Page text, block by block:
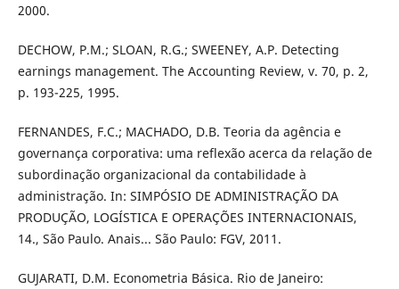
2000.
DECHOW, P.M.; SLOAN, R.G.; SWEENEY, A.P. Detecting
earnings management. The Accounting Review, v. 70, p. 2,
p. 193-225, 1995.
FERNANDES, F.C.; MACHADO, D.B. Teoria da agência e
governança corporativa: uma reflexão acerca da relação de
subordinação organizacional da contabilidade à
administração. In: SIMPÓSIO DE ADMINISTRAÇÃO DA
PRODUÇÃO, LOGÍSTICA E OPERAÇÕES INTERNACIONAIS,
14., São Paulo. Anais... São Paulo: FGV, 2011.
GUJARATI, D.M. Econometria Básica. Rio de Janeiro: